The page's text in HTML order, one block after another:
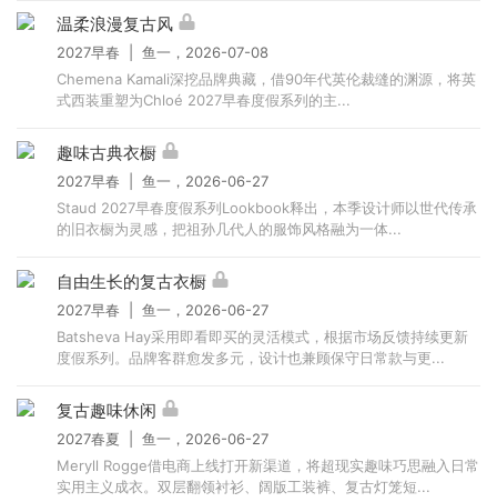
温柔浪漫复古风
2027早春 | 鱼一，2026-07-08
Chemena Kamali深挖品牌典藏，借90年代英伦裁缝的渊源，将英
式西装重塑为Chloé 2027早春度假系列的主...
趣味古典衣橱
2027早春 | 鱼一，2026-06-27
Staud 2027早春度假系列Lookbook释出，本季设计师以世代传承
的旧衣橱为灵感，把祖孙几代人的服饰风格融为一体...
自由生长的复古衣橱
2027早春 | 鱼一，2026-06-27
Batsheva Hay采用即看即买的灵活模式，根据市场反馈持续更新
度假系列。品牌客群愈发多元，设计也兼顾保守日常款与更...
复古趣味休闲
2027春夏 | 鱼一，2026-06-27
Meryll Rogge借电商上线打开新渠道，将超现实趣味巧思融入日常
实用主义成衣。双层翻领衬衫、阔版工装裤、复古灯笼短...